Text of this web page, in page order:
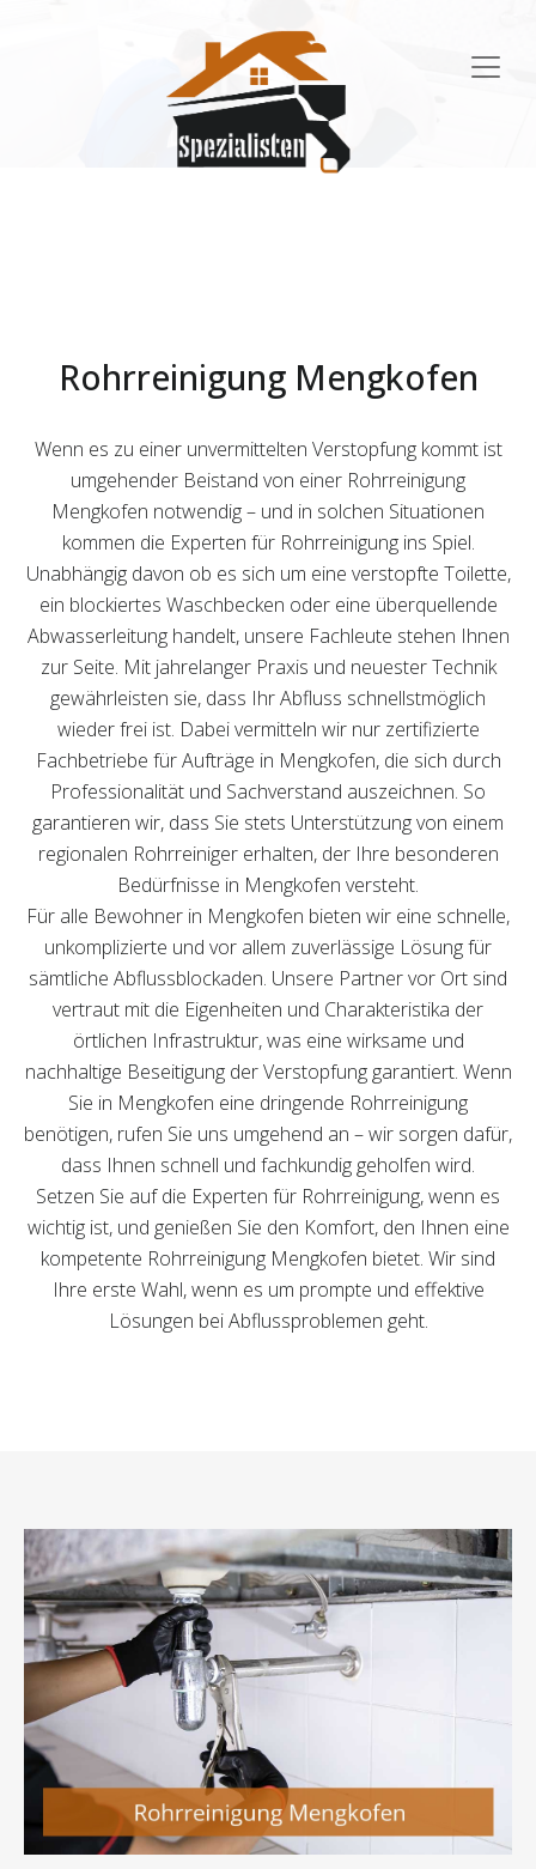
Rohrreinigung Mengkofen
Wenn es zu einer unvermittelten Verstopfung kommt ist
umgehender Beistand von einer Rohrreinigung
Mengkofen notwendig – und in solchen Situationen
kommen die Experten für Rohrreinigung ins Spiel.
Unabhängig davon ob es sich um eine verstopfte Toilette,
ein blockiertes Waschbecken oder eine überquellende
Abwasserleitung handelt, unsere Fachleute stehen Ihnen
zur Seite. Mit jahrelanger Praxis und neuester Technik
gewährleisten sie, dass Ihr Abfluss schnellstmöglich
wieder frei ist. Dabei vermitteln wir nur zertifizierte
Fachbetriebe für Aufträge in Mengkofen, die sich durch
Professionalität und Sachverstand auszeichnen. So
garantieren wir, dass Sie stets Unterstützung von einem
regionalen Rohrreiniger erhalten, der Ihre besonderen
Bedürfnisse in Mengkofen versteht.
Für alle Bewohner in Mengkofen bieten wir eine schnelle,
unkomplizierte und vor allem zuverlässige Lösung für
sämtliche Abflussblockaden. Unsere Partner vor Ort sind
vertraut mit die Eigenheiten und Charakteristika der
örtlichen Infrastruktur, was eine wirksame und
nachhaltige Beseitigung der Verstopfung garantiert. Wenn
Sie in Mengkofen eine dringende Rohrreinigung
benötigen, rufen Sie uns umgehend an – wir sorgen dafür,
dass Ihnen schnell und fachkundig geholfen wird.
Setzen Sie auf die Experten für Rohrreinigung, wenn es
wichtig ist, und genießen Sie den Komfort, den Ihnen eine
kompetente Rohrreinigung Mengkofen bietet. Wir sind
Ihre erste Wahl, wenn es um prompte und effektive
Lösungen bei Abflussproblemen geht.